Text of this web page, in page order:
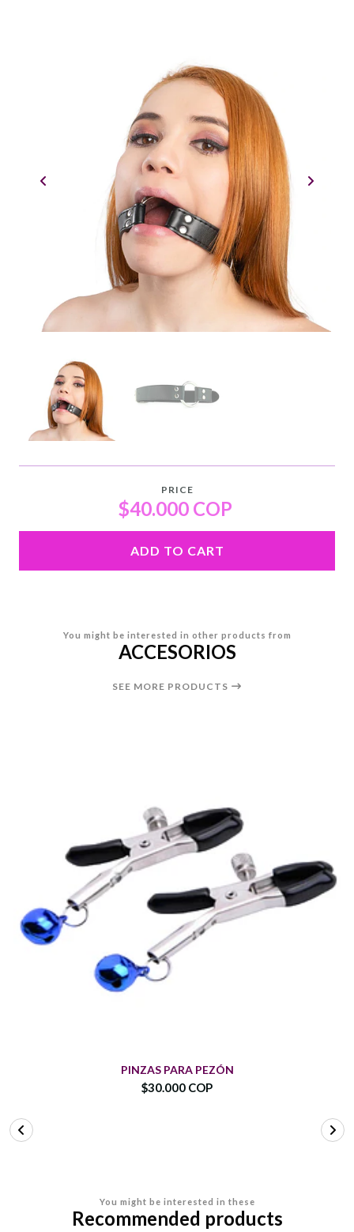
PRICE
$40.000 COP
ADD TO CART
You might be interested in other products from
ACCESORIOS
SEE MORE PRODUCTS
PINZAS PARA PEZÓN
$30.000 COP
You might be interested in these
Recommended products